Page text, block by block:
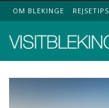
Top Menu
OM BLEKINGE REJSETIPS